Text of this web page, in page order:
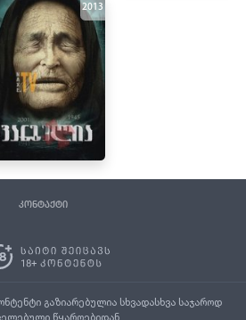
2013
კონტაქტი
გაზიარებულია სხვადასხვა საჯაროდ
წყაროებიდან.